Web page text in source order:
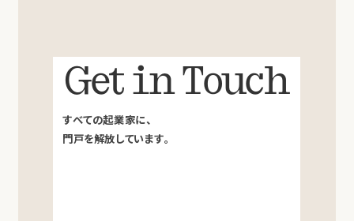
Get in Touch
すべての起業家に、
門戸を解放しています。